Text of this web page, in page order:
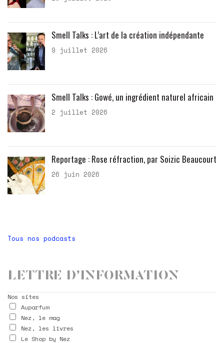
Smell Talks : L’art de la création indépendante
9 juillet 2026
Smell Talks : Gowé, un ingrédient naturel africain
2 juillet 2026
Reportage : Rose réfraction, par Soizic Beaucourt
26 juin 2026
Tous nos podcasts
Lettre d’information
Nos sites
Auparfum
Nez, le mag
Nez, les livres
Le Shop by Nez